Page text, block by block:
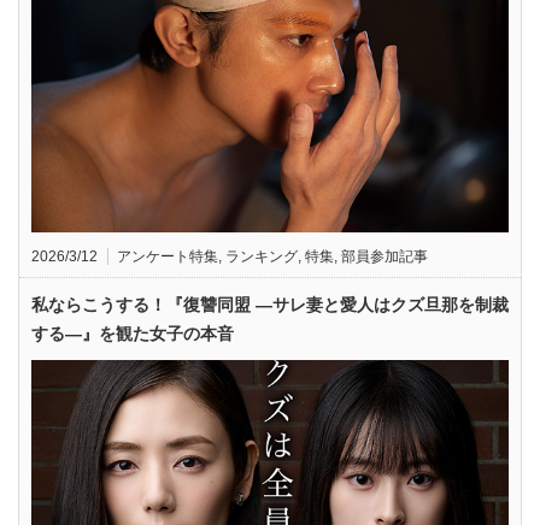
2026/3/12 アンケート特集, ランキング, 特集, 部員参加記事
私ならこうする！『復讐同盟 —サレ妻と愛人はクズ旦那を制裁
する—』を観た女子の本音